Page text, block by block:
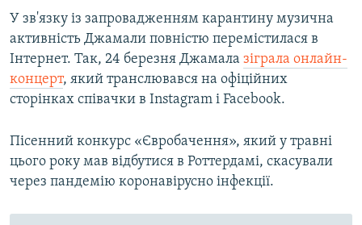
У зв'язку із запровадженням карантину музична
активність Джамали повністю перемістилася в
Інтернет. Так, 24 березня Джамала зіграла онлайн-
концерт, який транслювався на офіційних
сторінках співачки в Instagram і Facebook.
Пісенний конкурс «Євробачення», який у травні
цього року мав відбутися в Роттердамі, скасували
через пандемію коронавірусно інфекції.